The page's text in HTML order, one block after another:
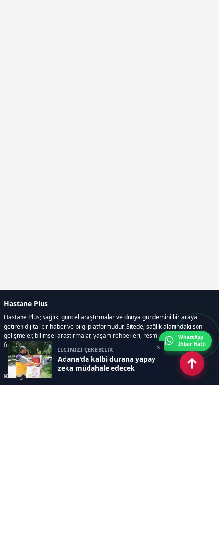
İLGİNİZİ ÇEKEBİLİR
Adana'da kalbi durana yapay
zeka müdahale edecek
×
Hastane Plus
Hastane Plus; sağlık, güncel araştırmalar ve dünya gündemini bir araya
getiren dijital bir haber ve bilgi platformudur. Sitede; sağlık alanındaki son
gelişmeler, bilimsel araştırmalar, yaşam rehberleri, resmi ilanlar, video ve
fotoğraf galerileri ve e-gazete içerikleri yer almaktadır.
Kategoriler
WhatsApp
İhbar Hattı